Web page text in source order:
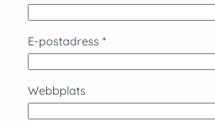
E-postadress *
Webbplats